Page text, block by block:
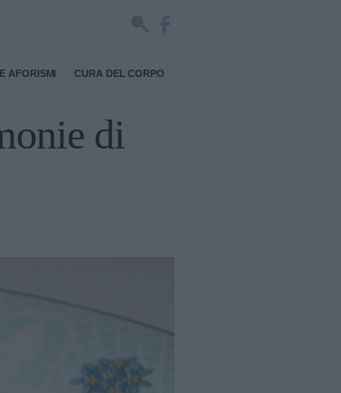
AFORISMI CURA DEL CORPO
di